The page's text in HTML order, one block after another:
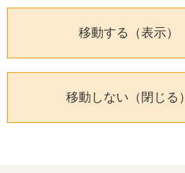
移動する（表示）
移動しない（閉じる）